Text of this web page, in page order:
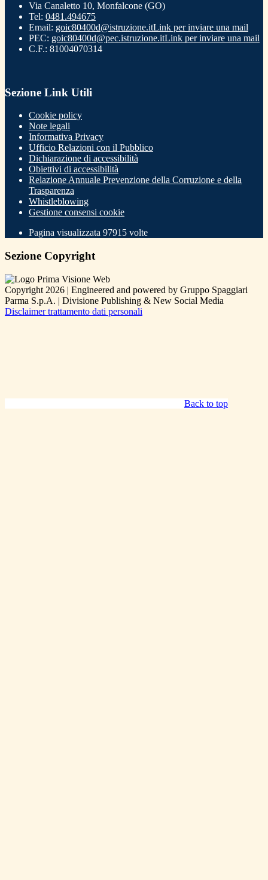
Via Canaletto 10, Monfalcone (GO)
Tel: 0481.494675
Email: goic80400d@istruzione.itLink per inviare una mail
PEC: goic80400d@pec.istruzione.itLink per inviare una mail
C.F.: 81004070314
Sezione Link Utili
Cookie policy
Note legali
Informativa Privacy
Ufficio Relazioni con il Pubblico
Dichiarazione di accessibilità
Obiettivi di accessibilità
Relazione Annuale Prevenzione della Corruzione e della
Trasparenza
Whistleblowing
Gestione consensi cookie
Pagina visualizzata 97915 volte
Sezione Copyright
Copyright 2026 | Engineered and powered by Gruppo Spaggiari
Parma S.p.A. | Divisione Publishing & New Social Media
Disclaimer trattamento dati personali
Back to top